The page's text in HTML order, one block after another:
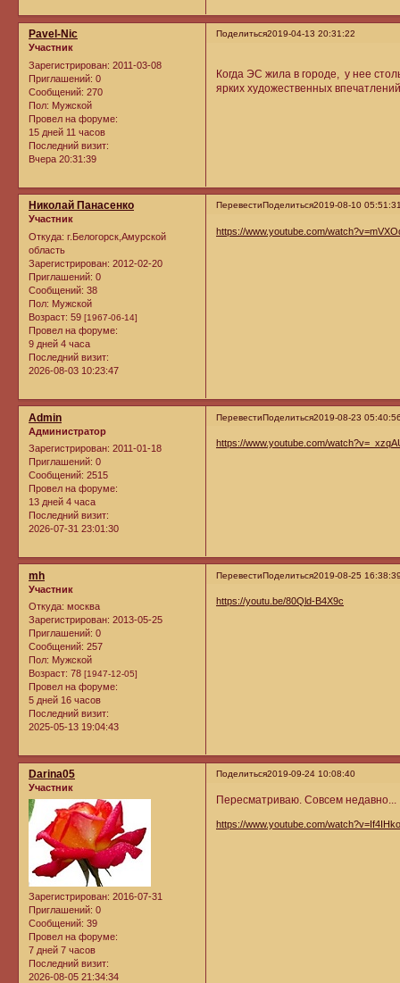
Поделиться2019-04-13 20:31:22
Pavel-Nic
Участник
Зарегистрирован: 2011-03-08
Приглашений: 0
Сообщений: 270
Пол: Мужской
Провел на форуме:
15 дней 11 часов
Последний визит:
Вчера 20:31:39
Когда ЭС жила в городе, у нее
ярких художественных
ПеревестиПоделиться2019-08-10
Николай Панасенко
Участник
Откуда: г.Белогорск,Амурской
область
Зарегистрирован: 2012-02-20
Приглашений: 0
Сообщений: 38
Пол: Мужской
Возраст: 59 [1967-06-14]
Провел на форуме:
9 дней 4 часа
Последний визит:
2026-08-03 10:23:47
https://www.youtube.com/
ПеревестиПоделиться2019-08-23
Admin
Администратор
Зарегистрирован: 2011-01-18
Приглашений: 0
Сообщений: 2515
Провел на форуме:
13 дней 4 часа
Последний визит:
2026-07-31 23:01:30
https://www.youtube.com/
ПеревестиПоделиться2019-08-25
mh
Участник
Откуда: москва
Зарегистрирован: 2013-05-25
Приглашений: 0
Сообщений: 257
Пол: Мужской
Возраст: 78 [1947-12-05]
Провел на форуме:
5 дней 16 часов
Последний визит:
2025-05-13 19:04:43
https://youtu.be/80Qld-B4X9c
Поделиться2019-09-24 10:08:40
Darina05
Участник
Зарегистрирован: 2016-07-31
Приглашений: 0
Сообщений: 39
Провел на форуме:
7 дней 7 часов
Последний визит:
2026-08-05 21:34:34
Пересматриваю. Совсем недавно...
https://www.youtube.com/